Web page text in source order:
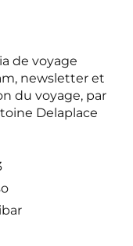
de voyage
newsletter et
du voyage, par
Delaplace